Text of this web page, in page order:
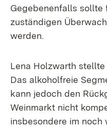
Gegebenenfalls sollte
zuständigen
werden.
Lena Holzwarth
Das alkoholfreie
kann jedoch den
Weinmarkt nicht
insbesondere im noch